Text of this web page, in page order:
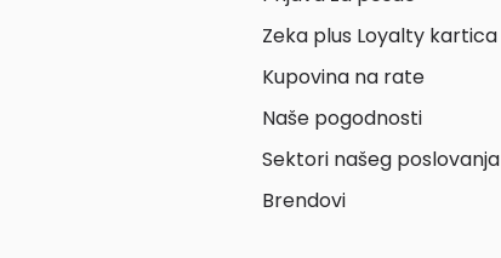
Zeka plus Loyalty kartica
Kupovina na rate
Naše pogodnosti
Sektori našeg poslovanja
Brendovi